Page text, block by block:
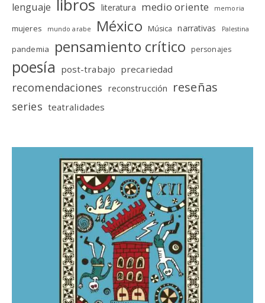
lenguaje libros literatura medio oriente memoria
mujeres mundo arabe México Música narrativas Palestina
pandemia pensamiento crítico personajes
poesía post-trabajo precariedad
recomendaciones reconstrucción reseñas
series teatralidades